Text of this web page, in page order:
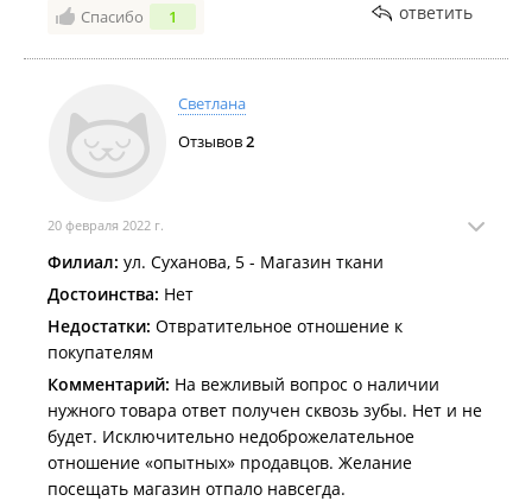
Комментарий: Процветание и радуйтесь
Спасибо 1 ответить
Светлана
Отзывов2
20 февраля 2022 г.
Филиал: ул. Суханова, 5 - Магазин ткани
Достоинства: Нет
Недостатки: Отвратительное отношение к
покупателям
Комментарий: На вежливый вопрос о наличии
нужного товара ответ получен сквозь зубы. Нет и не
будет. Исключительно недоброжелательное
отношение «опытных» продавцов. Желание
посещать магазин отпало навсегда.